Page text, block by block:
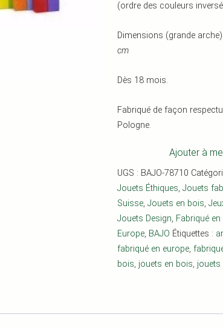
(ordre des couleurs
Dimensions (grande arche)
cm
Dès 18 mois.
Fabriqué de façon
Pologne.
Ajouter à
UGS : BAJO-78710
Jouets Éthiques, Jouets
Suisse, Jouets en bois,
Jouets Design, Fabriqué
Europe, BAJO Étiquettes :
fabriqué en europe,
bois, jouets en bois, jouets